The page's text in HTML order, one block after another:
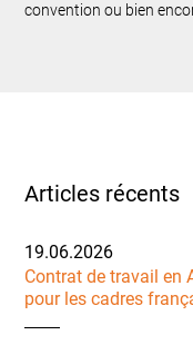
convention ou bien
Articles récents
19.06.2026
Contrat de travail en
pour les cadres